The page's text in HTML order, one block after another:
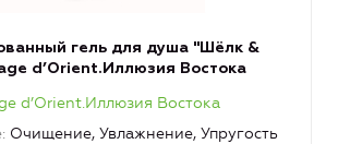
гель для душа "Шёлк &
d’Orient.Иллюзия Востока
d’Orient.Иллюзия Востока
Очищение, Увлажнение, Упругость